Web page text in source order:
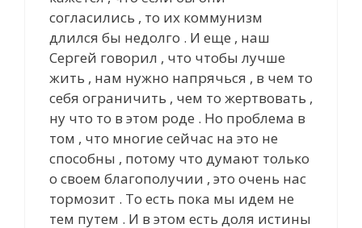
согласились , то их коммунизм
длился бы недолго . И еще , наш
Сергей говорил , что чтобы лучше
жить , нам нужно напрячься , в чем то
себя ограничить , чем то жертвовать ,
ну что то в этом роде . Но проблема в
том , что многие сейчас на это не
способны , потому что думают только
о своем благополучии , это очень нас
тормозит . То есть пока мы идем не
тем путем . И в этом есть доля истины